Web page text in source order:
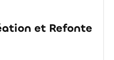
et Refonte